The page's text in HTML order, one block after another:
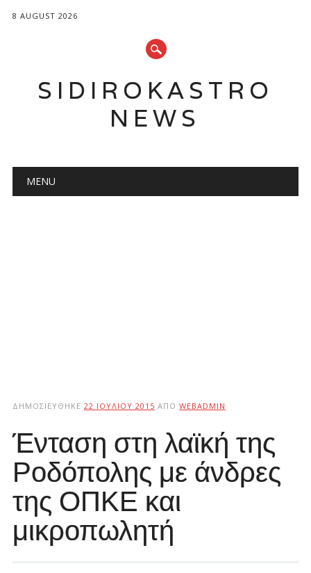
8 AUGUST 2026
SIDIROKASTRO
NEWS
Main menu
MENU
ΔΗΜΟΣΙΕΎΘΗΚΕ 22 ΙΟΥΛΊΟΥ 2015 ΑΠΌ WEBADMIN
Ένταση στη λαϊκή της
Ροδόπολης με άνδρες
της ΟΠΚΕ και
μικροπωλητή